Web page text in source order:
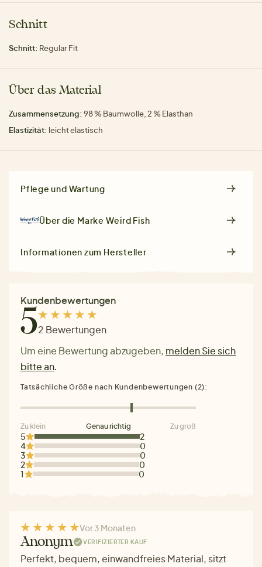
Schnitt
Schnitt: Regular Fit
Über das Material
Zusammensetzung: 98 % Baumwolle, 2 % Elasthan
Elastizität: leicht elastisch
Pflege und Wartung
Über die Marke Weird Fish
Informationen zum Hersteller
Kundenbewertungen
52 Bewertungen
Um eine Bewertung abzugeben, melden Sie sich
bitte an.
5
2
4
0
3
0
2
0
1
0
Tatsächliche Größe nach Kundenbewertungen (2):
Zu klein Genau richtig Zu groß
Vor 3 Monaten
Anonym VERIFIZIERTER KAUF
Perfekt, bequem, einwandfreies Material, sitzt